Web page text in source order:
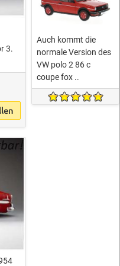
3.
Auch kommt die
normale Version des
VW polo 2 86 c
coupe fox ..